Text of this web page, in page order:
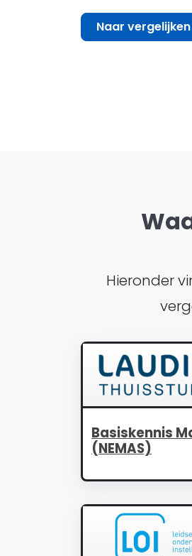
Naar vergelijken
Hieronder
Basiskennis
(NEMAS)